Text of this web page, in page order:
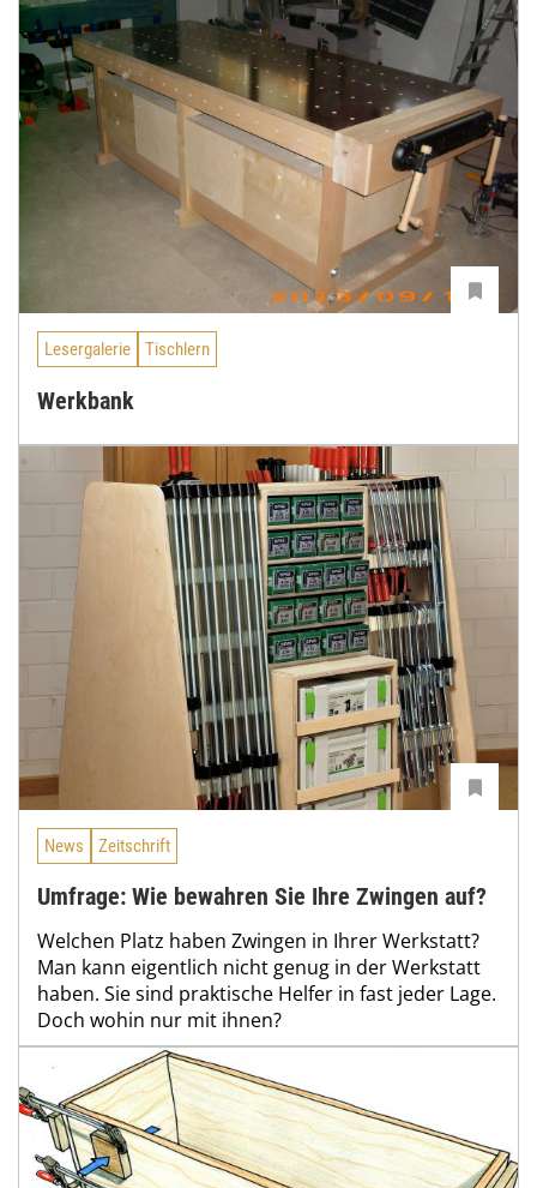
Lesergalerie Tischlern
Werkbank
News Zeitschrift
Umfrage: Wie bewahren Sie Ihre Zwingen auf?
Welchen Platz haben Zwingen in Ihrer Werkstatt?
Man kann eigentlich nicht genug in der Werkstatt
haben. Sie sind praktische Helfer in fast jeder Lage.
Doch wohin nur mit ihnen?